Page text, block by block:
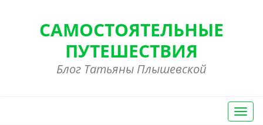
САМОСТОЯТЕЛЬНЫЕ
ПУТЕШЕСТВИЯ
Блог Татьяны Плышевской
Вкл/